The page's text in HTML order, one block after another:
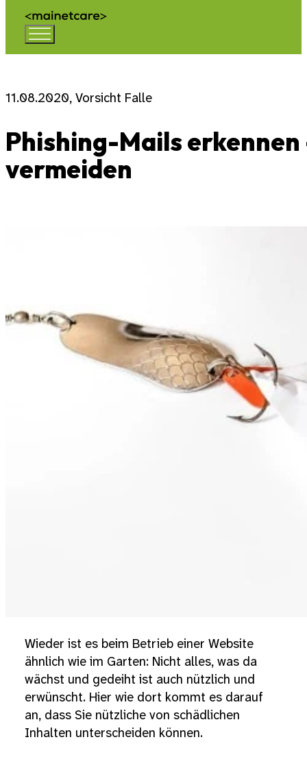
11.08.2020, Vorsicht Falle
Phishing-Mails erkennen
vermeiden
Wieder ist es beim Betrieb einer Website
ähnlich wie im Garten: Nicht alles, was da
wächst und gedeiht ist auch nützlich und
erwünscht. Hier wie dort kommt es darauf
an, dass Sie nützliche von schädlichen
Inhalten unterscheiden können.